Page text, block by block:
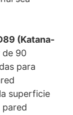
(Katana-
de 90
para
superficie
pared